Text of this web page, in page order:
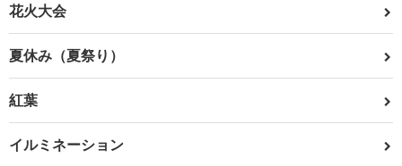
花火大会
夏休み（夏祭り）
紅葉
イルミネーション